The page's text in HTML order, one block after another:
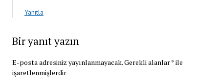
Yanıtla
Bir yanıt yazın
E-posta adresiniz yayınlanmayacak.Gerekli alanlar*ile
işaretlenmişlerdir